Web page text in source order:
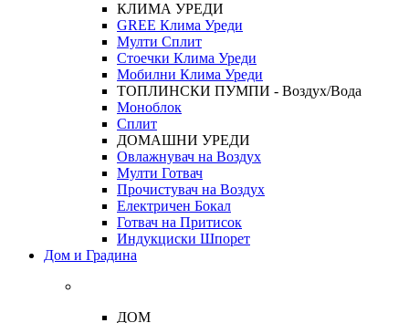
КЛИМА УРЕДИ
GREE Клима Уреди
Мулти Сплит
Стоечки Клима Уреди
Мобилни Клима Уреди
ТОПЛИНСКИ ПУМПИ - Воздух/Вода
Моноблок
Сплит
ДОМАШНИ УРЕДИ
Овлажнувач на Воздух
Мулти Готвач
Прочистувач на Воздух
Електричен Бокал
Готвач на Притисок
Индукциски Шпорет
Дом и Градина
ДОМ